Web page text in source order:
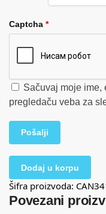
Captcha *
Sačuvaj moje ime,
pregledaču veba za
Dodaj u korpu
Šifra proizvoda:
Povezani